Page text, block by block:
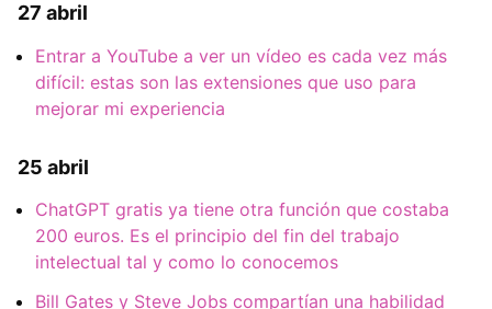
27 abril
Entrar a YouTube a ver un vídeo es cada vez más
difícil: estas son las extensiones que uso para
mejorar mi experiencia
25 abril
ChatGPT gratis ya tiene otra función que costaba
200 euros. Es el principio del fin del trabajo
intelectual tal y como lo conocemos
Bill Gates y Steve Jobs compartían una habilidad